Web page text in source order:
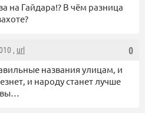
на Гайдара!? В чём разница
0
, url
названия улицам, и
и народу станет лучше